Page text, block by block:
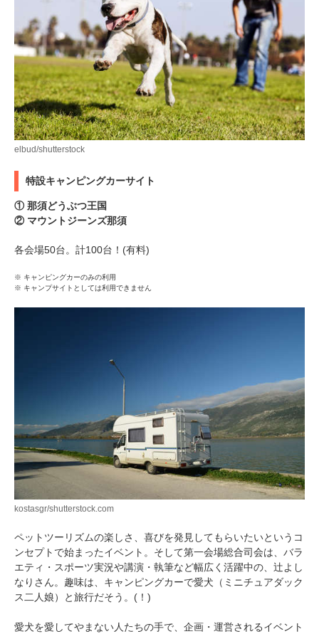
elbud/shutterstock
特設キャンピングカーサイト
① 那須どうぶつ王国
② マウントジーンズ那須
各会場50台。計100台！(有料)
※ キャンピングカーのみの利用
※ キャンプサイトとしては利用できません
kostasgr/shutterstock.com
ペットツーリズムの楽しさ、喜びを発見してもらいたいというコ
ンセプトで始まったイベント。そして第一会場総合司会は、バラ
エティ・スポーツ実況や講演・執筆など幅広く活躍中の、辻よし
なりさん。趣味は、キャンピングカーで愛犬（ミニチュアダック
ス二人娘）と旅行だそう。(！)
愛犬を愛してやまない人たちの手で、企画・運営されるイベント